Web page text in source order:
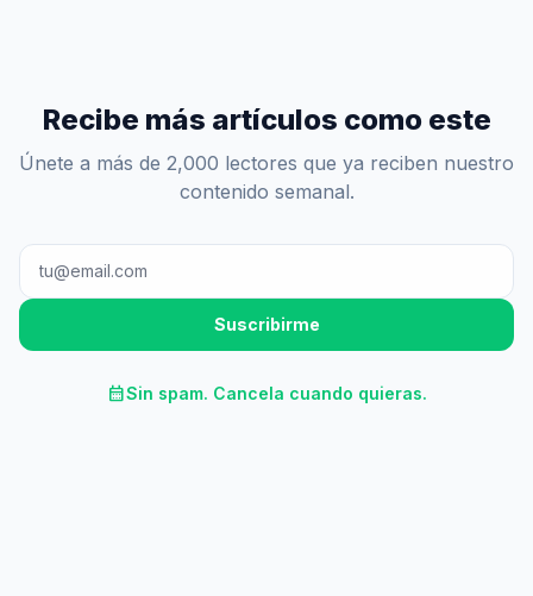
Recibe más artículos como este
Únete a más de 2,000 lectores que ya reciben nuestro
contenido semanal.
Suscribirme
calendar_monthSin spam. Cancela cuando quieras.